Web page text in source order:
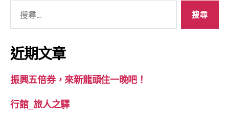
關
鍵
字:
近期文章
振興五倍券，來新龍頭住一晚吧！
行館_旅人之驛